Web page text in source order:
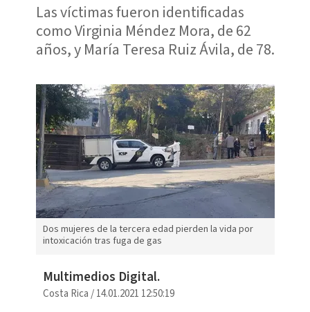
Las víctimas fueron identificadas
como Virginia Méndez Mora, de 62
años, y María Teresa Ruiz Ávila, de 78.
Dos mujeres de la tercera edad pierden la vida por
intoxicación tras fuga de gas
Multimedios Digital.
Costa Rica /14.01.2021 12:50:19